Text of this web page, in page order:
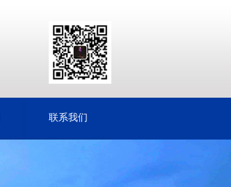
联系我们